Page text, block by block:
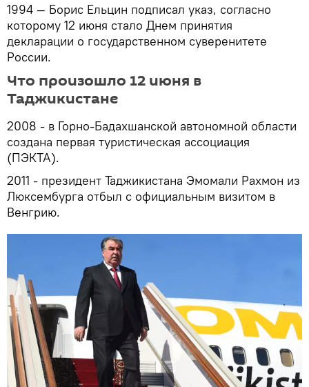
1994 — Борис Ельцин подписал указ, согласно
которому 12 июня стало Днем принятия
декларации о государственном суверенитете
России.
Что произошло 12 июня в
Таджикистане
2008 - в Горно-Бадахшанской автономной области
создана первая туристическая ассоциация
(ПЭКТА).
2011 - президент Таджикистана Эмомали Рахмон из
Люксембурга отбыл с официальным визитом в
Венгрию.